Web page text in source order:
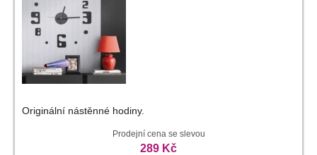
Originální nástěnné hodiny.
Prodejní cena se slevou
289 Kč